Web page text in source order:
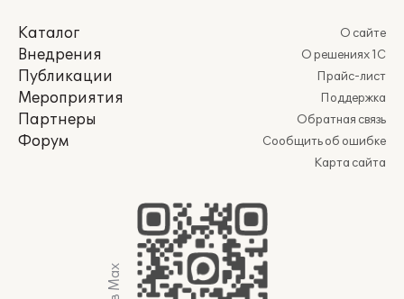
Каталог
Внедрения
Публикации
Мероприятия
Партнеры
Форум
О сайте
О решениях 1С
Прайс-лист
Поддержка
Обратная связь
Сообщить об ошибке
Карта сайта